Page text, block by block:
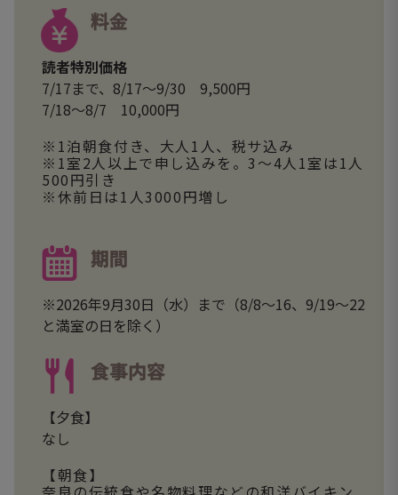
料金
読者特別価格
7/17まで、8/17～9/30 9,500円
7/18～8/7 10,000円
※1泊朝食付き、大人1人、税サ込み
※1室2人以上で申し込みを。3～4人1室は1人
500円引き
※休前日は1人3000円増し
期間
※2026年9月30日（水）まで（8/8～16、9/19～22
と満室の日を除く）
食事内容
【夕食】
なし
【朝食】